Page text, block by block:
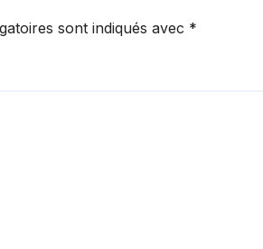
sont indiqués avec *